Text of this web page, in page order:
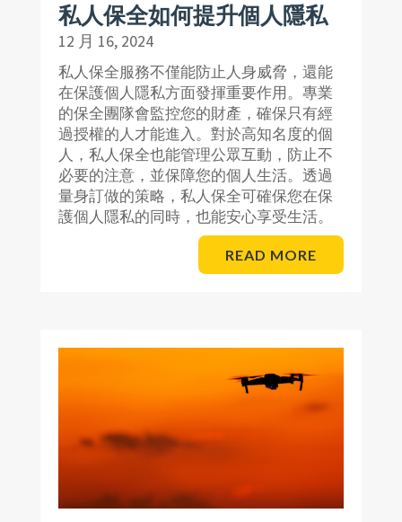
私人保全如何提升個人隱私
12 月 16, 2024
私人保全服務不僅能防止人身威脅，還能
在保護個人隱私方面發揮重要作用。專業
的保全團隊會監控您的財產，確保只有經
過授權的人才能進入。對於高知名度的個
人，私人保全也能管理公眾互動，防止不
必要的注意，並保障您的個人生活。透過
量身訂做的策略，私人保全可確保您在保
護個人隱私的同時，也能安心享受生活。
READ MORE